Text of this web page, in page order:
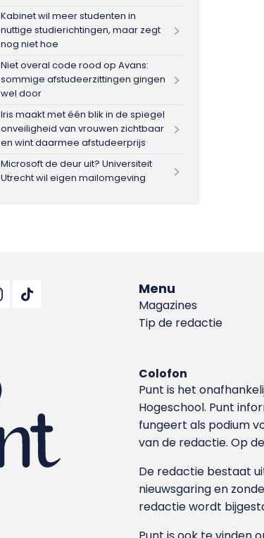
Kabinet wil meer studenten in
nuttige studierichtingen, maar zegt
nog niet hoe
Niet overal code rood op Avans:
sommige afstudeerzittingen gingen
wel door
Iris maakt met één blik in de spiegel
onveiligheid van vrouwen zichtbaar
en wint daarmee afstudeerprijs
Microsoft de deur uit? Universiteit
Utrecht wil eigen mailomgeving
Menu
Magazines
Tip de redactie
Colofon
Punt is het
Hoge­school. Punt
fungeert als podium
van de redactie. Op
De redactie bestaat
nieuwsgaring en
redactie wordt